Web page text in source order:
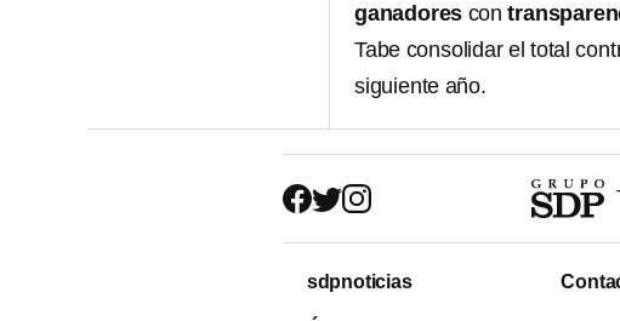
ganadores con
Tabe consolidar el total
siguiente año.
sdpnoticias